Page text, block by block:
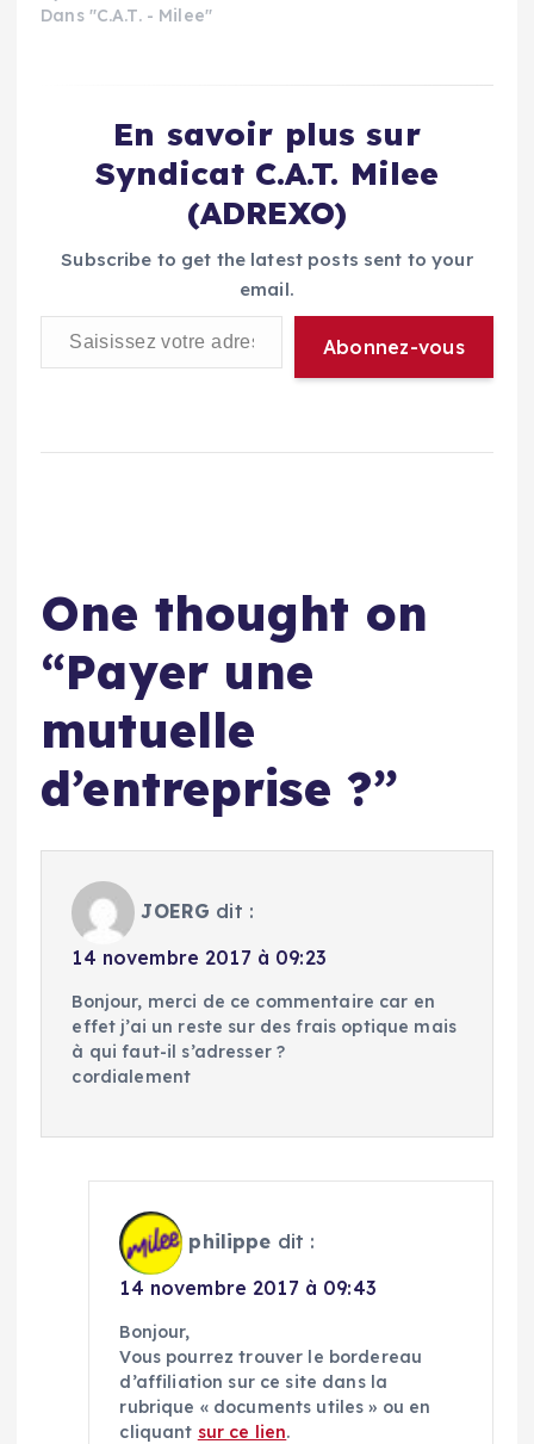
Dans "C.A.T. - Milee"
En savoir plus sur
Syndicat C.A.T. Milee
(ADREXO)
Subscribe to get the latest posts sent to your
email.
Saisissez votre adresse e-mail…
Abonnez-vous
One thought on
“Payer une
mutuelle
d’entreprise ?”
JOERG dit :
14 novembre 2017 à 09:23
Bonjour, merci de ce commentaire car en
effet j’ai un reste sur des frais optique mais
à qui faut-il s’adresser ?
cordialement
philippe dit :
14 novembre 2017 à 09:43
Bonjour,
Vous pourrez trouver le bordereau
d’affiliation sur ce site dans la
rubrique « documents utiles » ou en
cliquant sur ce lien.